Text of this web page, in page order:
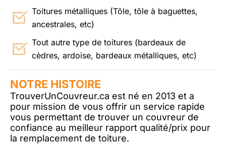
Toitures métalliques (Tôle, tôle à baguettes,
ancestrales, etc)
Tout autre type de toitures (bardeaux de
cèdres, ardoise, bardeaux métalliques, etc)
NOTRE HISTOIRE
TrouverUnCouvreur.ca est né en 2013 et a
pour mission de vous offrir un service rapide
vous permettant de trouver un couvreur de
confiance au meilleur rapport qualité/prix pour
la remplacement de toiture.